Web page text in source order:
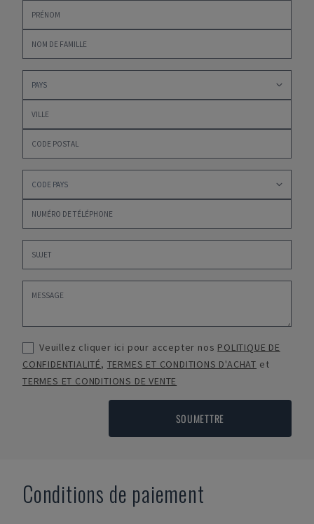
Veuillez cliquer ici pour accepter nos POLITIQUE DE
CONFIDENTIALITÉ, TERMES ET CONDITIONS D'ACHAT et
TERMES ET CONDITIONS DE VENTE
SOUMETTRE
Conditions de paiement